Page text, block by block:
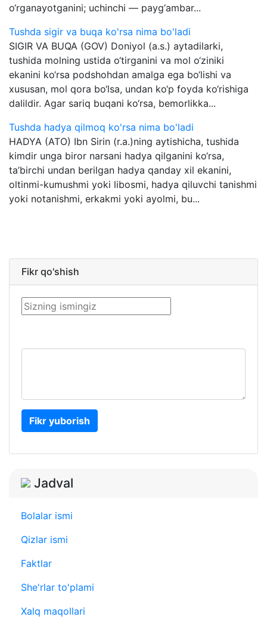
o‘rganayotganini; uchinchi — payg‘ambar...
Tushda sigir va buqa ko'rsa nima bo'ladi
SIGIR VA BUQA (GOV) Doniyol (a.s.) aytadilarki,
tushida molning ustida o‘tirganini va mol o‘ziniki
ekanini ko‘rsa podshohdan amalga ega bo‘lishi va
xususan, mol qora bo‘lsa, undan ko‘p foyda ko‘rishiga
dalildir. Agar sariq buqani ko‘rsa, bemorlikka...
Tushda hadya qilmoq ko'rsa nima bo'ladi
HADYA (ATO) Ibn Sirin (r.a.)ning aytishicha, tushida
kimdir unga biror narsani hadya qilganini ko‘rsa,
ta’birchi undan berilgan hadya qanday xil ekanini,
oltinmi-kumushmi yoki libosmi, hadya qiluvchi tanishmi
yoki notanishmi, erkakmi yoki ayolmi, bu...
Fikr qo'shish
Fikr yuborish
Jadval
Bolalar ismi
Qizlar ismi
Faktlar
She'rlar to'plami
Xalq maqollari